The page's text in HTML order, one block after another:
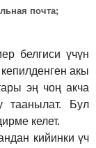
почта;
белгиси үчүн
акы
эң чоң акча
таанылат. Бул
келет.
кийинки үч